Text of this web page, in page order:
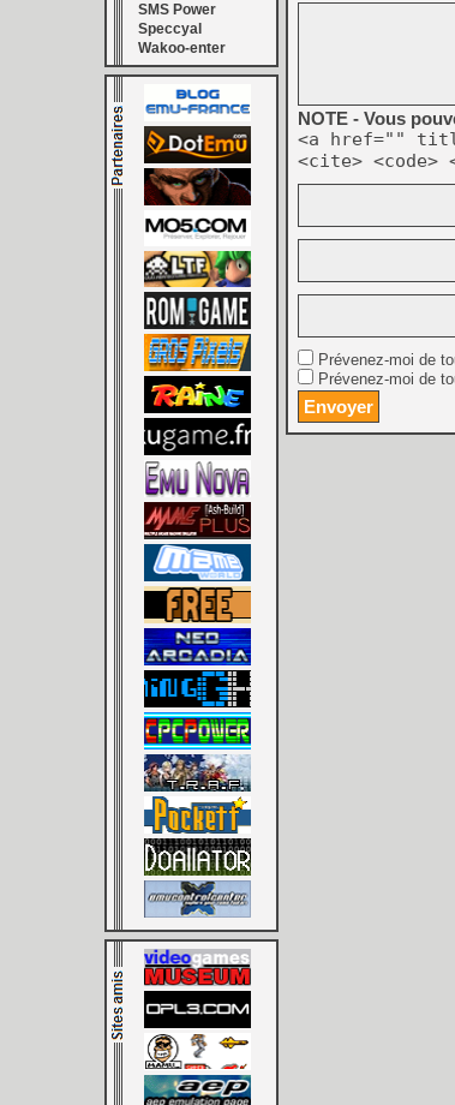
SMS Power
Speccyal
Wakoo-enter
NOTE - Vous
<a href=""
<cite> <code>
Prévenez-moi de
Prévenez-moi de